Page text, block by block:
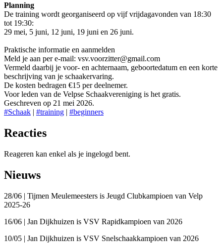
Planning
De training wordt georganiseerd op vijf vrijdagavonden van 18:30
tot 19:30:
29 mei, 5 juni, 12 juni, 19 juni en 26 juni.
Praktische informatie en aanmelden
Meld je aan per e-mail: vsv.voorzitter@gmail.com
Vermeld daarbij je voor- en achternaam, geboortedatum en een korte
beschrijving van je schaakervaring.
De kosten bedragen €15 per deelnemer.
Voor leden van de Velpse Schaakvereniging is het gratis.
Geschreven op 21 mei 2026.
#Schaak | #training | #beginners
Reacties
Reageren kan enkel als je ingelogd bent.
Nieuws
28/06 | Tijmen Meulemeesters is Jeugd Clubkampioen van Velp
2025-26
16/06 | Jan Dijkhuizen is VSV Rapidkampioen van 2026
10/05 | Jan Dijkhuizen is VSV Snelschaakkampioen van 2026